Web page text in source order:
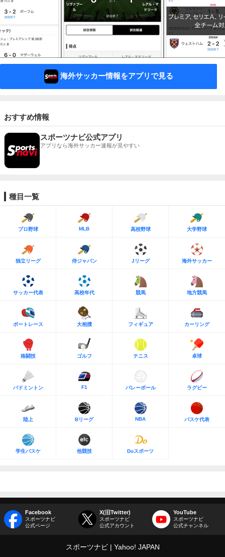
海外サッカー情報をアプリで見る
おすすめ情報
スポーツナビ公式アプリ
アプリなら海外サッカー速報が見やすい
種目一覧
プロ野球 MLB 高校野球 大学野球
独立リーグ 侍ジャパン Jリーグ 海外サッカー
サッカー代表 高校年代 競馬 地方競馬
ボートレース 大相撲 フィギュア カーリング
格闘技 ゴルフ テニス 卓球
バドミントン F1 バレーボール ラグビー
陸上 Bリーグ NBA バスケ代表
学生バスケ 他競技 Doスポーツ
Facebook
スポーツナビ
公式ページ
X(旧Twitter)
スポーツナビ
公式アカウント
YouTube
スポーツナビ
公式チャンネル
スポーツナビ Yahoo! JAPAN